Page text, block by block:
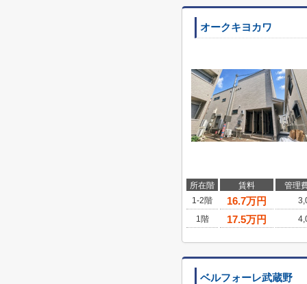
オークキヨカワ
所在階 賃料
管理
1-2階
16.7万円
1階
17.5万円
ベルフォーレ武蔵野